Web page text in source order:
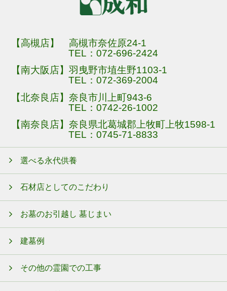
【高槻店】 高槻市奈佐原24-1
TEL：072-696-2424
【南大阪店】羽曳野市埴生野1103-1
TEL：072-369-2004
【北奈良店】奈良市川上町943-6
TEL：0742-26-1002
【南奈良店】奈良県北葛城郡上牧町上牧1598-1
TEL：0745-71-8833
選べる永代供養
石材店としてのこだわり
お墓のお引越し 墓じまい
建墓例
その他の霊園での工事